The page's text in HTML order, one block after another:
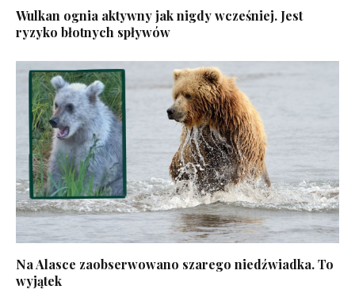
Wulkan ognia aktywny jak nigdy wcześniej. Jest
ryzyko błotnych spływów
Na Alasce zaobserwowano szarego niedźwiadka. To
wyjątek